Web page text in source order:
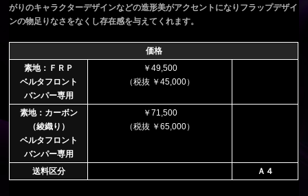
がりのキャラクターデザインなどの造形美がアクセントになりフラップデザイ
ンの物足りなさをなくし存在感を与えてくれます。
価格
素地：ＦＲＰ
ベルタフロント
バンパー専用
￥49,500
（税抜 ￥45,000）
素地：カーボン
（綾織り）
ベルタフロント
バンパー専用
￥71,500
（税抜 ￥65,000）
送料区分 Ａ４